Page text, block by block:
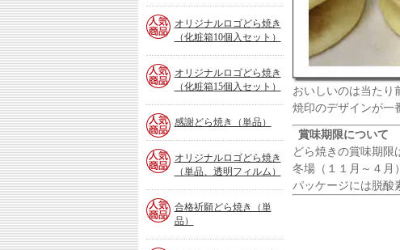
オリジナルロゴどら焼き
（化粧箱10個入セット）
オリジナルロゴどら焼き
（化粧箱15個入セット）
感謝どら焼き（単品）
オリジナルロゴどら焼き
（単品、透明フィルム）
合格祈願どら焼き（単
品）
おいしいのは当たり
焼印のデザインが一
賞味期限について
どら焼きの賞味期限
冬場（１１月～４月
パッケージには脱酸